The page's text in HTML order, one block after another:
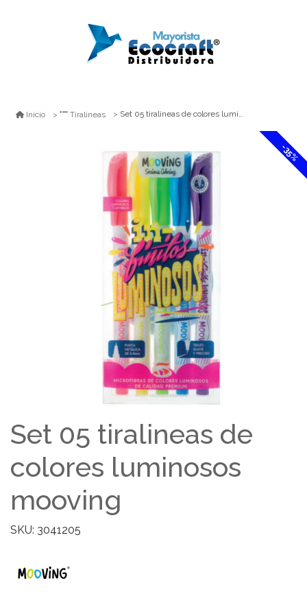
Inicio Tiralineas Set 05 tiralineas de colores luminosos mooving
-35%
Set 05 tiralineas de
colores luminosos
mooving
SKU: 3041205